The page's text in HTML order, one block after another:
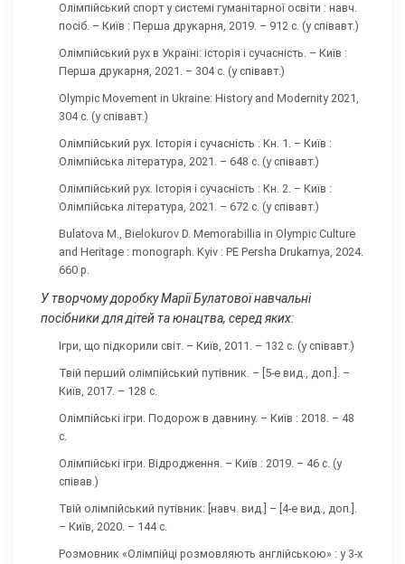
Олімпійський спорт у системі гуманітарної освіти : навч.
посіб. – Київ : Перша друкарня, 2019. – 912 с. (у співавт.)
Олімпійський рух в Україні: історія і сучасність. – Київ :
Перша друкарня, 2021. – 304 с. (у співавт.)
Olympic Movement in Ukraine: History and Modernity 2021,
304 с. (у співавт.)
Олімпійський рух. Історія і сучасність : Кн. 1. – Київ :
Олімпійська література, 2021. – 648 с. (у співавт.)
Олімпійський рух. Історія і сучасність : Кн. 2. – Київ :
Олімпійська література, 2021. – 672 с. (у співавт.)
Bulatova M., Bielokurov D. Memorabillia in Olympic Culture
and Heritage : monograph. Kyiv : PE Persha Drukarnya, 2024.
660 p.
У творчому доробку Марії Булатової навчальні
посібники для дітей та юнацтва, серед яких:
Ігри, що підкорили світ. – Київ, 2011. – 132 с. (у співавт.)
Твій перший олімпійський путівник. – [5-е вид., доп.]. –
Київ, 2017. – 128 с.
Олімпійські ігри. Подорож в давнину. – Київ : 2018. – 48
с.
Олімпійські ігри. Відродження. – Київ : 2019. – 46 с. (у
співав.)
Твій олімпійський путівник: [навч. вид.] – [4-е вид., доп.].
– Київ, 2020. – 144 с.
Розмовник «Олімпійці розмовляють англійською» : у 3-х